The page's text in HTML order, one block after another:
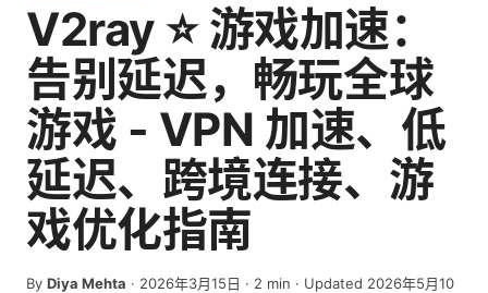
V2ray ⭐ 游戏加速：
告别延迟，畅玩全球
游戏 - VPN 加速、低
延迟、跨境连接、游
戏优化指南
By Diya Mehta · 2026年3月15日 · 2 min · Updated 2026年5月10